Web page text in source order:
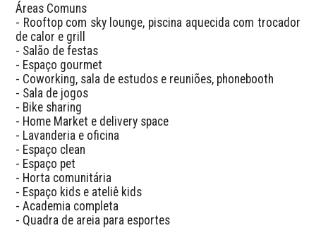
Áreas Comuns
- Rooftop com sky lounge, piscina aquecida com trocador
de calor e grill
- Salão de festas
- Espaço gourmet
- Coworking, sala de estudos e reuniões, phonebooth
- Sala de jogos
- Bike sharing
- Home Market e delivery space
- Lavanderia e oficina
- Espaço clean
- Espaço pet
- Horta comunitária
- Espaço kids e ateliê kids
- Academia completa
- Quadra de areia para esportes